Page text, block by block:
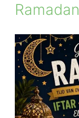
Ramadan